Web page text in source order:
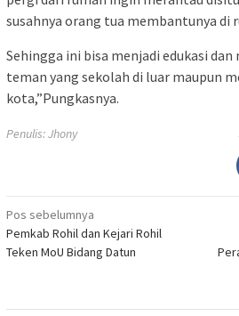
susahnya orang tua membantunya di
Sehingga ini bisa menjadi edukasi
teman yang sekolah di luar maupun
kota,”Pungkasnya.
Penulis: Jhony
Navigasi
pos
Pos sebelumnya
Pemkab Rohil dan Kejari Rohil
Teken MoU Bidang Datun